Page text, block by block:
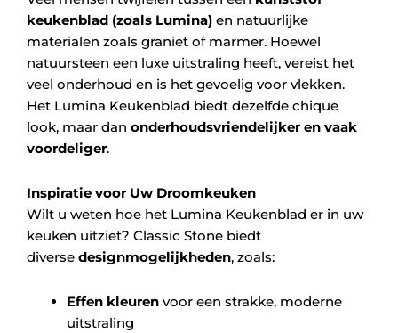
keukenblad (zoals Lumina) en natuurlijke
materialen zoals graniet of marmer. Hoewel
natuursteen een luxe uitstraling heeft, vereist het
veel onderhoud en is het gevoelig voor vlekken.
Het Lumina Keukenblad biedt dezelfde chique
look, maar dan onderhoudsvriendelijker en vaak
voordeliger.
Inspiratie voor Uw Droomkeuken
Wilt u weten hoe het Lumina Keukenblad er in uw
keuken uitziet? Classic Stone biedt
diverse designmogelijkheden, zoals:
Effen kleuren voor een strakke, moderne
uitstraling